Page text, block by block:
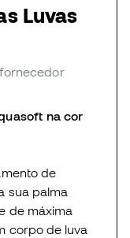
Luvas
na cor
de
sua palma
de máxima
corpo de luva